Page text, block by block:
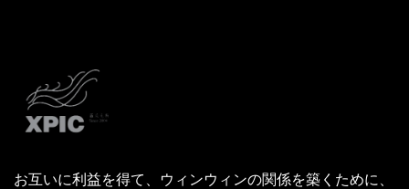
お互いに利益を得て、ウィンウィンの関係を築くために、